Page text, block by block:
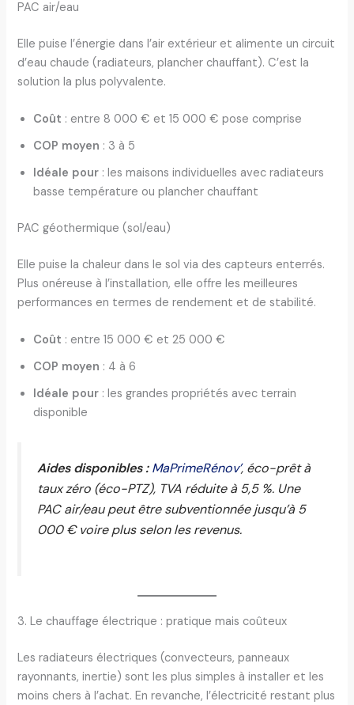
PAC air/eau
Elle puise l’énergie dans l’air extérieur et alimente un circuit
d’eau chaude (radiateurs, plancher chauffant). C’est la
solution la plus polyvalente.
Coût : entre 8 000 € et 15 000 € pose comprise
COP moyen : 3 à 5
Idéale pour : les maisons individuelles avec radiateurs
basse température ou plancher chauffant
PAC géothermique (sol/eau)
Elle puise la chaleur dans le sol via des capteurs enterrés.
Plus onéreuse à l’installation, elle offre les meilleures
performances en termes de rendement et de stabilité.
Coût : entre 15 000 € et 25 000 €
COP moyen : 4 à 6
Idéale pour : les grandes propriétés avec terrain
disponible
Aides disponibles : MaPrimeRénov’, éco-prêt à
taux zéro (éco-PTZ), TVA réduite à 5,5 %. Une
PAC air/eau peut être subventionnée jusqu’à 5
000 € voire plus selon les revenus.
3. Le chauffage électrique : pratique mais coûteux
Les radiateurs électriques (convecteurs, panneaux
rayonnants, inertie) sont les plus simples à installer et les
moins chers à l’achat. En revanche, l’électricité restant plus